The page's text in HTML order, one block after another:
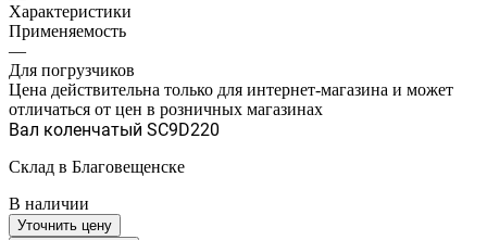
Характеристики
Применяемость
—
Для погрузчиков
Цена действительна только для интернет-магазина и может
отличаться от цен в розничных магазинах
Вал коленчатый SC9D220
Склад в Благовещенске
В наличии
Уточнить цену